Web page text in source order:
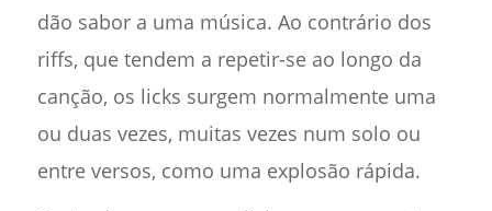
dão sabor a uma música. Ao contrário dos
riffs, que tendem a repetir-se ao longo da
canção, os licks surgem normalmente uma
ou duas vezes, muitas vezes num solo ou
entre versos, como uma explosão rápida.